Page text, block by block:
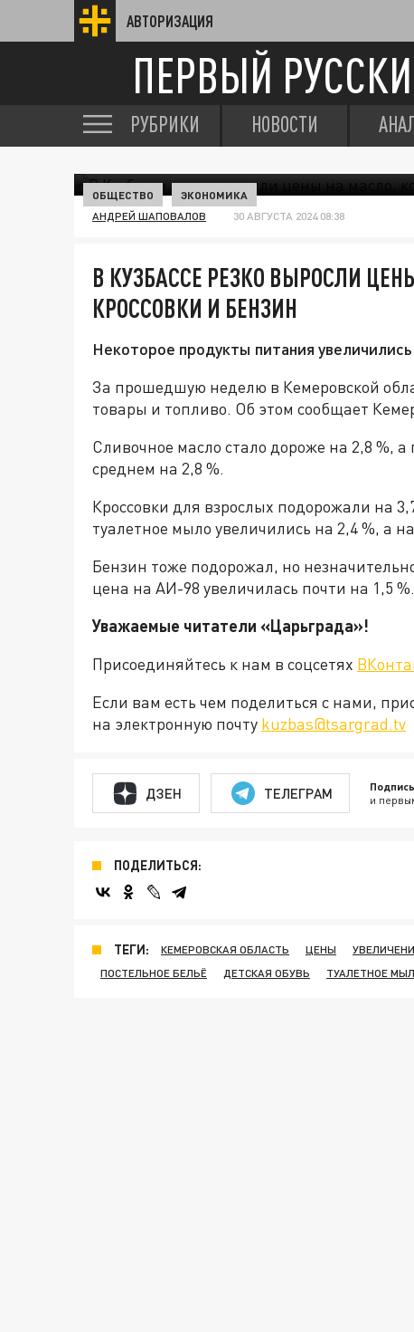
АВТОРИЗАЦИЯ
ПЕРВЫЙ
РУБРИКИ НОВОСТИ
ОБЩЕСТВО ЭКОНОМИКА
АНДРЕЙ ШАПОВАЛОВ 30 АВГУСТА 2024 08:38
В КУЗБАССЕ РЕЗКО ВЫРОСЛИ
КРОССОВКИ И БЕНЗИН
Некоторое продукты питания
За прошедшую неделю в Кемеровской
товары и топливо. Об этом сообщает
Сливочное масло стало дороже на 2,8 %,
среднем на 2,8 %.
Кроссовки для взрослых подорожали на
туалетное мыло увеличились на 2,4 %, а
Бензин тоже подорожал, но
цена на АИ-98 увеличилась почти на 1,5 %.
Уважаемые читатели «Царьграда»!
Присоединяйтесь к нам в соцсетях
Если вам есть чем поделиться с нами,
на электронную почту kuzbas@tsargrad.tv
ДЗЕН ТЕЛЕГРАМ и
ПОДЕЛИТЬСЯ:
ТЕГИ: КЕМЕРОВСКАЯ ОБЛАСТЬ ЦЕНЫ
ПОСТЕЛЬНОЕ БЕЛЬЁ
ДЕТСКАЯ ОБУВЬ ТУАЛЕТНОЕ